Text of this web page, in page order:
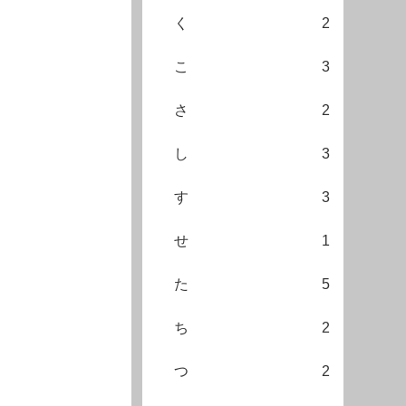
く 2
こ 3
さ 2
し 3
す 3
せ 1
た 5
ち 2
つ 2